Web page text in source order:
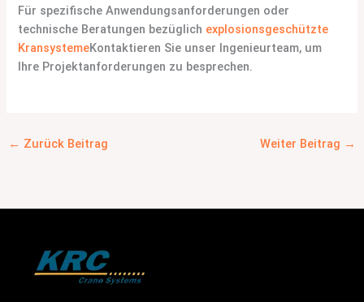
Für spezifische Anwendungsanforderungen oder
technische Beratungen bezüglich explosionsgeschützte
KransystemeKontaktieren Sie unser Ingenieurteam, um
Ihre Projektanforderungen zu besprechen.
← Zurück Beitrag Weiter Beitrag →